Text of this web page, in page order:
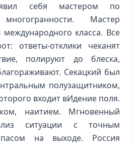
себя мастером по
многогранности. Мастер
международного класса. Все
ответы-отклики чеканят
полируют до блеска,
Секацкий был
полузащитником,
входит вИдение поля.
наитием. Мгновенный
ситуации с точным
на выходе. Россия